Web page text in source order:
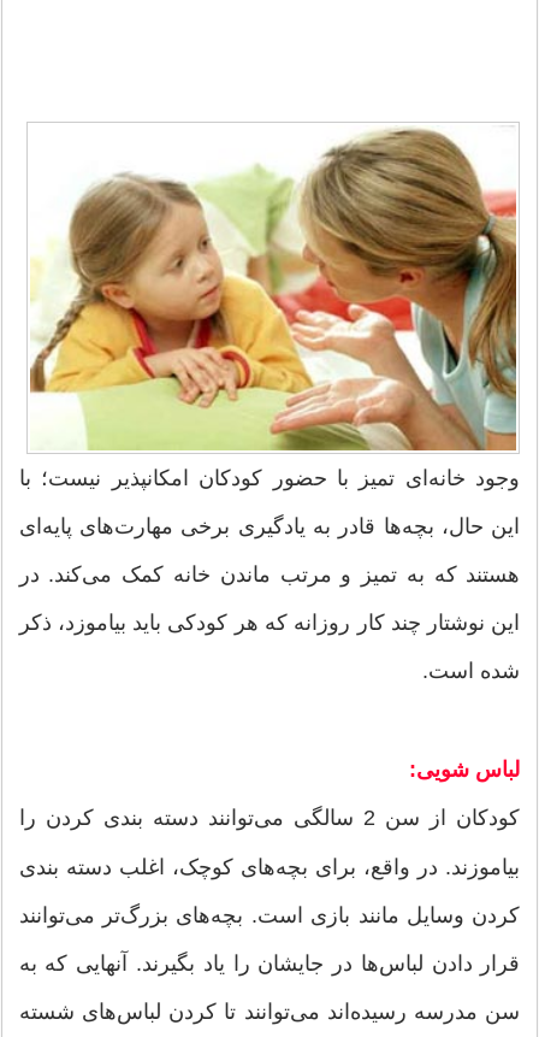
وجود خانه‌ای تمیز با حضور کودکان امکانپذیر نیست؛ با
این حال، بچه‌ها قادر به یادگیری برخی مهارت‌های پایه‌ای
هستند که به تمیز و مرتب ماندن خانه کمک می‌کند. در
این نوشتار چند کار روزانه که هر کودکی باید بیاموزد، ذکر
شده است.
لباس شویی:
کودکان از سن 2 سالگی می‌توانند دسته بندی کردن را
بیاموزند. در واقع، برای بچه‌های کوچک، اغلب دسته بندی
کردن وسایل مانند بازی است. بچه‌های بزرگ‌تر می‌توانند
قرار دادن لباس‌ها در جایشان را یاد بگیرند. آنهایی که به
سن مدرسه رسیده‌اند می‌توانند تا کردن لباس‌های شسته